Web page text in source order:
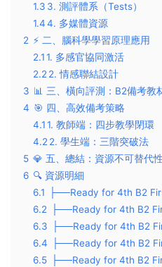
1.3 ​3. 測評體系（Tests）​​
1.4​4. 多媒體資源​
2 ⚡️ ​二、腦科學學習原理應用​
2.1​1. 多感官協同激活​
2.2 ​2. 情感聯結設計​
3 📊 ​三、橫向評測：B2備考教
4 🎯 ​四、高效備考策略​
4.1​1. 教師端：四步教學閉環​
4.2 ​2. 學生端：三階突破法​
5 💎 ​五、總結：資源不可替代性​
6 🔍 ​資源明細
6.1
├──Ready for 4th B2
6.2
├──Ready for 4th B2
6.3
├──Ready for 4th B2
6.4
├──Ready for 4th B2
6.5
├──Ready for 4th B2